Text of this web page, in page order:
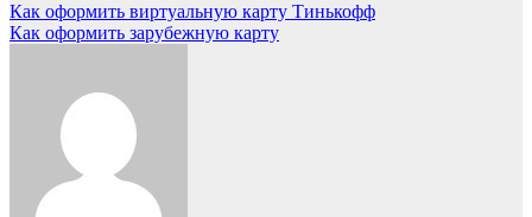
Как оформить виртуальную карту Тинькофф
Как оформить зарубежную карту